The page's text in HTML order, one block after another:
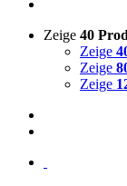
Zeige 40
Zeige
Zeige
Zeige